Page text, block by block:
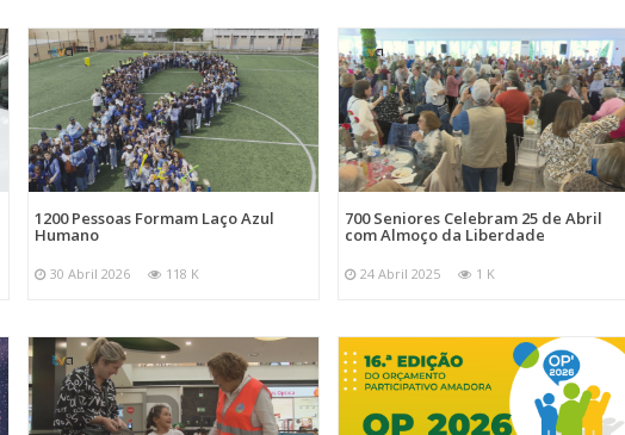
1200 Pessoas Formam Laço Azul
Humano
30 Abril 2026 118 K
700 Seniores Celebram 25 de Abril
com Almoço da Liberdade
24 Abril 2025 1 K